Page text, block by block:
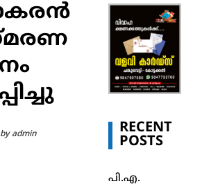
admin
RECENT
POSTS
പി.എ.